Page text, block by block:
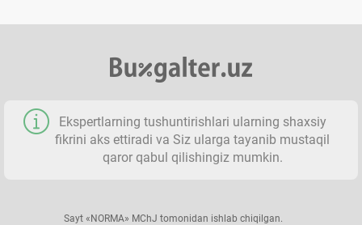
Ekspertlarning tushuntirishlari ularning shaхsiy
fikrini aks ettiradi va Siz ularga tayanib mustaqil
qaror qabul qilishingiz mumkin.
Sayt «NORMA» MChJ tomonidan ishlab chiqilgan.